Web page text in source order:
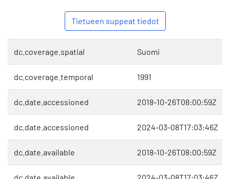
Tietueen suppeat tiedot
dc.coverage.spatial Suomi
dc.coverage.temporal 1991
dc.date.accessioned 2018-10-26T08:00:59Z
dc.date.accessioned 2024-03-08T17:03:46Z
dc.date.available 2018-10-26T08:00:59Z